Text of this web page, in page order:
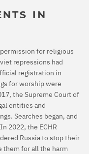
IN
for religious
repressions had
registration in
for worship were
the Supreme Court of
entities and
Searches began, and
2022, the ECHR
Russia to stop their
them for all the harm